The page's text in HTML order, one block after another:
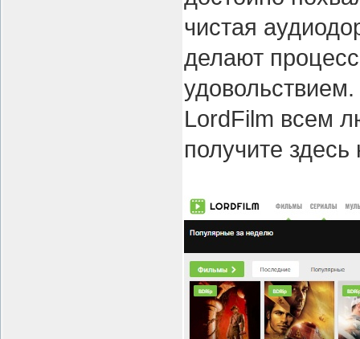
чистая
делают
LordFilm всем
получите